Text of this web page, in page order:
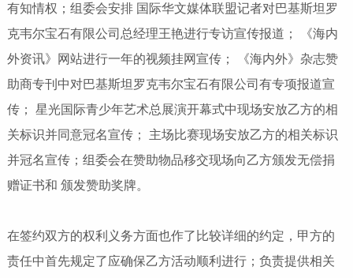
有知情权；组委会安排 国际华文媒体联盟记者对巴基斯坦罗
克韦尔宝石有限公司总经理王艳进行专访宣传报道； 《海内
外资讯》网站进行一年的视频挂网宣传； 《海内外》杂志赞
助商专刊中对巴基斯坦罗克韦尔宝石有限公司有专项报道宣
传； 星光国际青少年艺术总展演开幕式中现场安放乙方的相
关标识并同意冠名宣传； 主场比赛现场安放乙方的相关标识
并冠名宣传；组委会在赞助物品移交现场向乙方颁发无偿捐
赠证书和 颁发赞助奖牌。
在签约双方的权利义务方面也作了比较详细的约定，甲方的
责任中首先规定了应确保乙方活动顺利进行；负责提供相关